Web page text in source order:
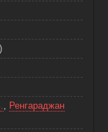
, Ренгараджан